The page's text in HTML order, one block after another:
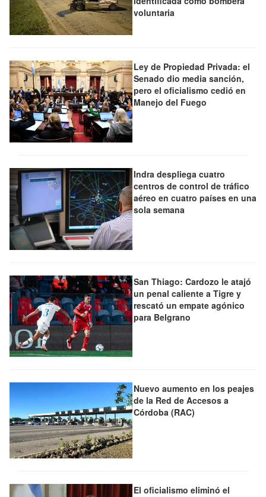
voluntaria
Ley de Propiedad Privada: el
Senado dio media sanción,
pero el oficialismo cedió en
Manejo del Fuego
Indra despliega cuatro
centros de control de tráfico
aéreo en cuatro países en una
sola semana
San Thiago: Cardozo le atajó
un penal caliente a Tigre y
rescató un empate agónico
para Belgrano
Nuevo aumento en los peajes
de la Red de Accesos a
Córdoba (RAC)
El oficialismo eliminó el